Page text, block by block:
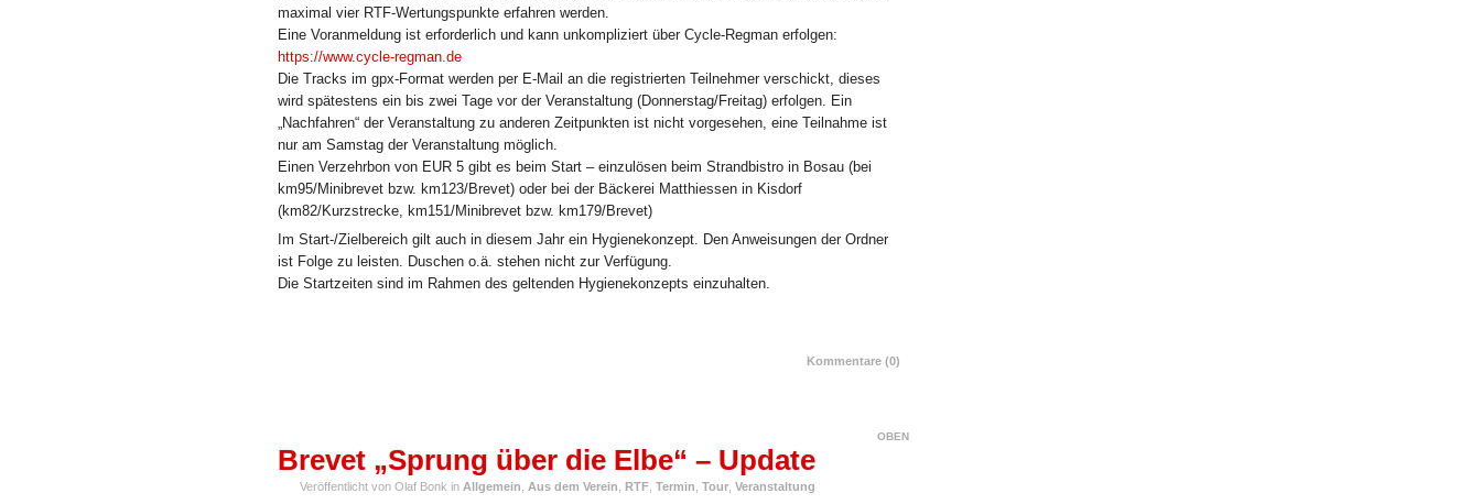
maximal vier RTF-Wertungspunkte erfahren werden.
Eine Voranmeldung ist erforderlich und kann unkompliziert über Cycle-Regman erfolgen:
https://www.cycle-regman.de
Die Tracks im gpx-Format werden per E-Mail an die registrierten Teilnehmer verschickt, dieses
wird spätestens ein bis zwei Tage vor der Veranstaltung (Donnerstag/Freitag) erfolgen. Ein
„Nachfahren“ der Veranstaltung zu anderen Zeitpunkten ist nicht vorgesehen, eine Teilnahme ist
nur am Samstag der Veranstaltung möglich.
Einen Verzehrbon von EUR 5 gibt es beim Start – einzulösen beim Strandbistro in Bosau (bei
km95/Minibrevet bzw. km123/Brevet) oder bei der Bäckerei Matthiessen in Kisdorf
(km82/Kurzstrecke, km151/Minibrevet bzw. km179/Brevet)
Im Start-/Zielbereich gilt auch in diesem Jahr ein Hygienekonzept. Den Anweisungen der Ordner
ist Folge zu leisten. Duschen o.ä. stehen nicht zur Verfügung.
Die Startzeiten sind im Rahmen des geltenden Hygienekonzepts einzuhalten.
Kommentare (0)
OBEN
Brevet „Sprung über die Elbe“ – Update
Veröffentlicht von Olaf Bonk in Allgemein Aus dem Verein RTF Termin Tour Veranstaltung